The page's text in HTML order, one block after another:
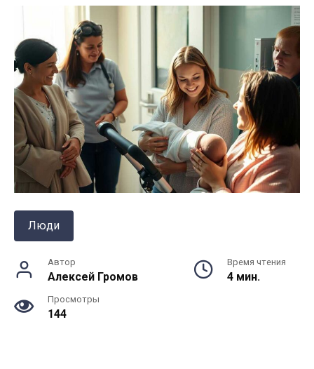
Люди
Автор
Алексей Громов
Время чтения
4 мин.
Просмотры
144